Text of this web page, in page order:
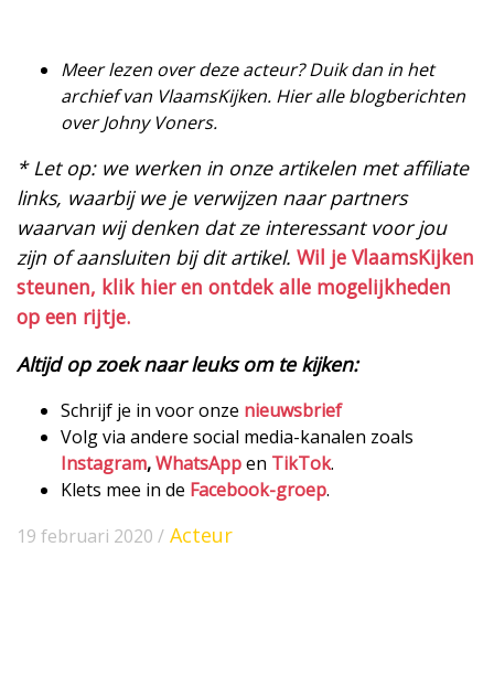
Meer lezen over deze acteur? Duik dan in het
archief van VlaamsKijken. Hier alleblogberichten
over Johny Voners.
* Let op: we werken in onze artikelen met affiliate
links, waarbij we je verwijzen naar partners
waarvan wij denken dat ze interessant voor jou
zijn of aansluiten bij dit artikel. Wil je VlaamsKijken
steunen, klik hier en ontdek alle mogelijkheden
op een rijtje.
Altijd op zoek naar leuks om te kijken:
Schrijf je in voor onze nieuwsbrief
Volg via andere social media-kanalen zoals
Instagram,WhatsAppen TikTok.
Klets mee in de Facebook-groep.
19 februari 2020 / Acteur